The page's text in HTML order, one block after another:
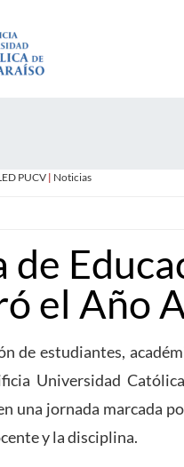
PUCV| Noticias
de
el Año
de estudiantes,
Universidad
una jornada marcada
y la disciplina.